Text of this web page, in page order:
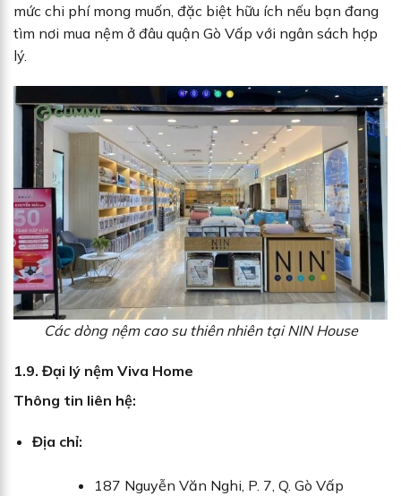
mức chi phí mong muốn, đặc biệt hữu ích nếu bạn đang
tìm nơi mua nệm ở đâu quận Gò Vấp với ngân sách hợp
lý.
Các dòng nệm cao su thiên nhiên tại NIN House
1.9. Đại lý nệm Viva Home
Thông tin liên hệ:
Địa chỉ:
187 Nguyễn Văn Nghi, P. 7, Q. Gò Vấp